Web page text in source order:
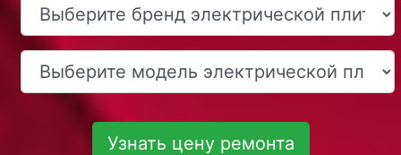
Узнать цену ремонта